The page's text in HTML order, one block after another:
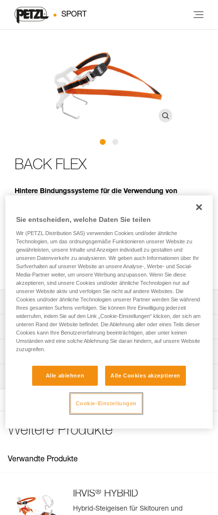
SPORT
BACK FLEX
Hintere Bindungssysteme für die Verwendung von
BACK FLEX ist ein hinteres Bindungssystem für die Ferse.
Es ermöglicht die Verwendung von Schuhen ohne hinteren
Sohlenrand oder Snowboardschuhen mit Petzl-Steigeisen.
Es wird paarweise zur Ausrüstung eines Steigeisenpaars
geliefert.
Leistungsverzeichnis
Kompatibel mit den Steigeisen LEOPARD LLF, LEOPARD
FL, IRVIS HYBRID, IRVIS, VASAK, SARKEN, LYNX und
DART, montiert mit den vorderen Bindungssystemen FIL
FLEX, FIL FLEX SMALL oder FIL FLEX WIDE.
Paarweise geliefertes Produkt mit Riemen zum
Festziehen.
Technische Spezifikationen
Material: Rostfreier Stahl, Polyamid, Polyester
Zugrundeliegende Spezifikationen
Referenz : U018AA00
Garantie : 3 Jahre
Technische Informationen
Gebrauchsanleitung
Das PDF herunterladen CRAMPON - ACCESSORY
COMPATIBILITY
See all technical content
Weitere Produkte
Verwandte Produkte
IRVIS® HYBRID
Hybrid-Steigeisen für Skitouren und
Sie entscheiden, welche Daten Sie teilen
Wir (PETZL Distribution SAS) verwenden Cookies und/oder ähnliche
Technologien, um das ordnungsgemäße Funktionieren unserer Website zu
gewährleisten, unsere Inhalte und Anzeigen individuell zu gestalten und
unseren Datenverkehr zu analysieren. Wir geben auch Informationen über Ihr
Surfverhalten auf unserer Website an unsere Analyse-, Werbe- und Social-
Media-Partner weiter, um unsere Werbung anzupassen. Wenn Sie diese
akzeptieren, sind unsere Cookies und/oder ähnliche Technologien nur auf
unserer Website aktiv und verfolgen Sie nicht auf andere Websites. Die
Cookies und/oder ähnliche Technologien unserer Partner werden Sie während
Ihres gesamten Surfens verfolgen. Sie können Ihre Einwilligung jederzeit
widerrufen, indem Sie auf den Link „Cookie-Einstellungen“ klicken, der sich am
unteren Rand der Website befindet. Die Ablehnung aller oder eines Teils dieser
Cookies kann Ihre Benutzererfahrung beeinträchtigen, aber unter keinen
Umständen wird eine solche Ablehnung Sie daran hindern, auf unsere Website
zuzugreifen.
Alle ablehnen Alle Cookies akzeptieren
Cookie-Einstellungen